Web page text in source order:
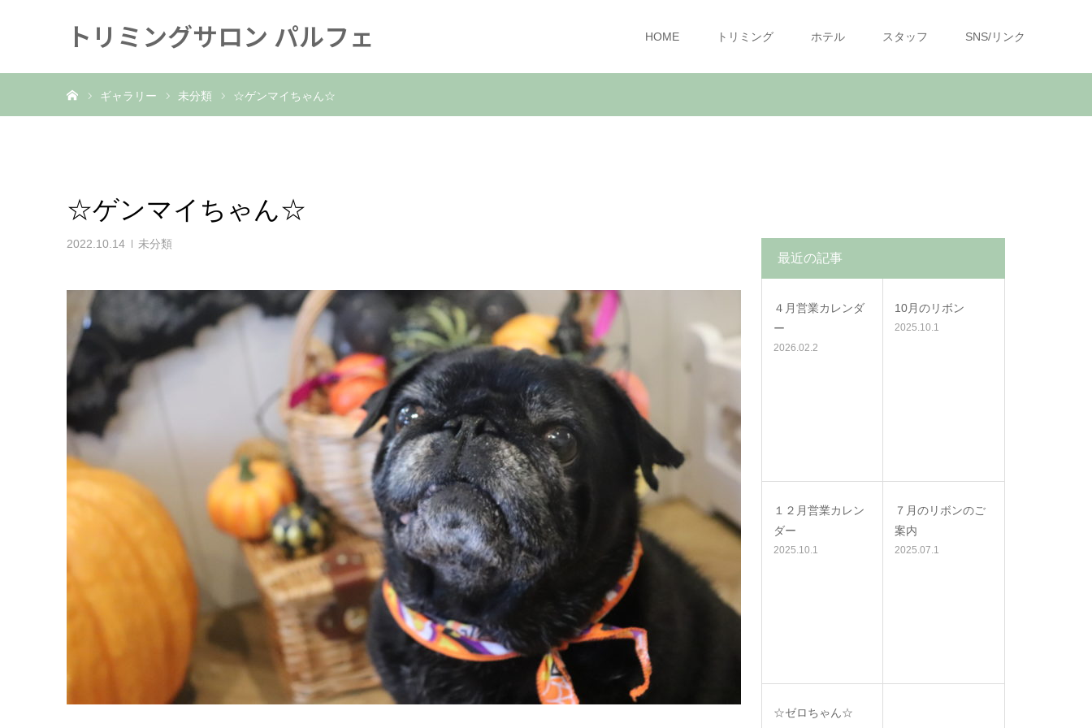
トリミングサロン パルフェ HOME トリミング ホテル スタッフ SNS/リンク
ギャラリー 未分類 ☆ゲンマイちゃん☆
☆ゲンマイちゃん☆
2022.10.14 未分類
最近の記事
４月営業カレンダ
ー
2026.02.2
10月のリボン
2025.10.1
１２月営業カレン
ダー
2025.10.1
７月のリボンのご
案内
2025.07.1
☆ゼロちゃん☆